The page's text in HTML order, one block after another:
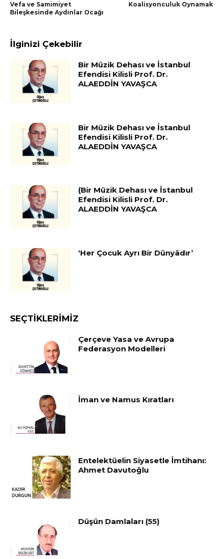
Vefa ve Samimiyet
Bileşkesinde Aydınlar Ocağı
Koalisyonculuk Oynamak
İlginizi Çekebilir
Bir Müzik Dehası ve İstanbul
Efendisi Kilisli Prof. Dr.
ALAEDDİN YAVAŞCA
Bir Müzik Dehası ve İstanbul
Efendisi Kilisli Prof. Dr.
ALAEDDİN YAVAŞCA
(Bir Müzik Dehası ve İstanbul
Efendisi Kilisli Prof. Dr.
ALAEDDİN YAVAŞCA
‘Her Çocuk Ayrı Bir Dünyâdır’
SEÇTIKLERIMIZ
Çerçeve Yasa ve Avrupa
Federasyon Modelleri
İman ve Namus Kıratları
Entelektüelin Siyasetle İmtihanı:
Ahmet Davutoğlu
Düşün Damlaları (55)